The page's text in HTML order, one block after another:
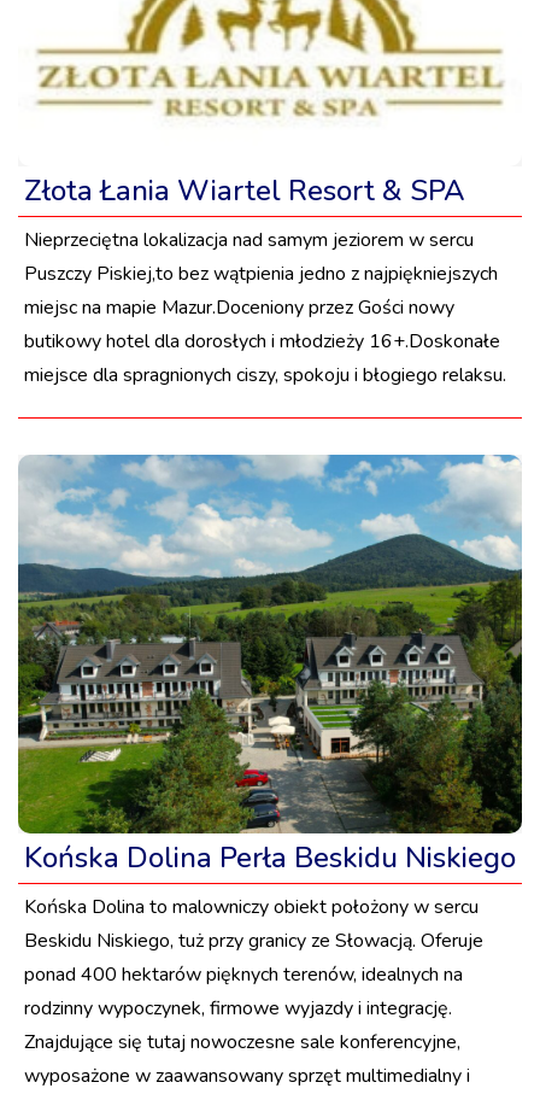
Złota Łania Wiartel Resort & SPA
Nieprzeciętna lokalizacja nad samym jeziorem w sercu
Puszczy Piskiej,to bez wątpienia jedno z najpiękniejszych
miejsc na mapie Mazur.Doceniony przez Gości nowy
butikowy hotel dla dorosłych i młodzieży 16+.Doskonałe
miejsce dla spragnionych ciszy, spokoju i błogiego relaksu.
Końska Dolina Perła Beskidu Niskiego
Końska Dolina to malowniczy obiekt położony w sercu
Beskidu Niskiego, tuż przy granicy ze Słowacją. Oferuje
ponad 400 hektarów pięknych terenów, idealnych na
rodzinny wypoczynek, firmowe wyjazdy i integrację.
Znajdujące się tutaj nowoczesne sale konferencyjne,
wyposażone w zaawansowany sprzęt multimedialny i